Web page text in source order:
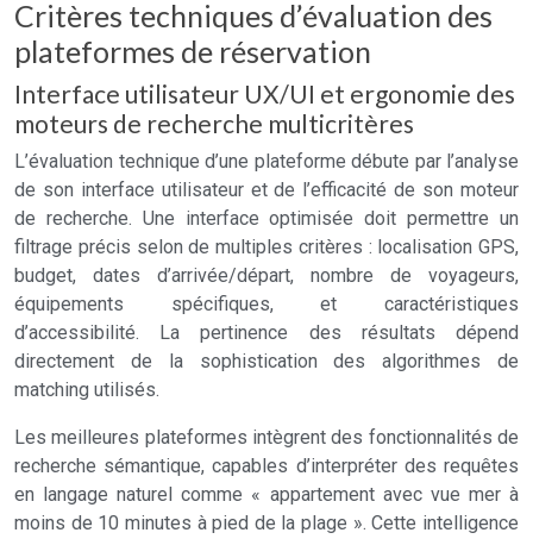
Critères techniques d’évaluation des
plateformes de réservation
Interface utilisateur UX/UI et ergonomie des
moteurs de recherche multicritères
L’évaluation technique d’une plateforme débute par l’analyse
de son interface utilisateur et de l’efficacité de son moteur
de recherche. Une interface optimisée doit permettre un
filtrage précis selon de multiples critères : localisation GPS,
budget, dates d’arrivée/départ, nombre de voyageurs,
équipements spécifiques, et caractéristiques
d’accessibilité. La pertinence des résultats dépend
directement de la sophistication des algorithmes de
matching utilisés.
Les meilleures plateformes intègrent des fonctionnalités de
recherche sémantique, capables d’interpréter des requêtes
en langage naturel comme « appartement avec vue mer à
moins de 10 minutes à pied de la plage ». Cette intelligence